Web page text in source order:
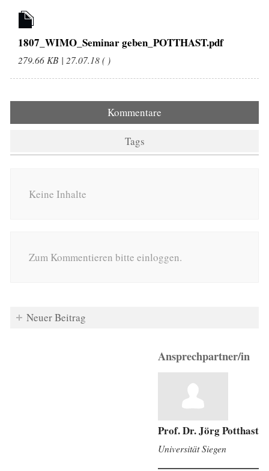
1807_WIMO_Seminar geben_POTTHAST.pdf
279.66 KB | 27.07.18 ( )
Kommentare
Tags
Keine Inhalte
Zum Kommentieren bitte einloggen.
Neuer Beitrag
Ansprechpartner/in
Prof. Dr. Jörg Potthast
Universität Siegen